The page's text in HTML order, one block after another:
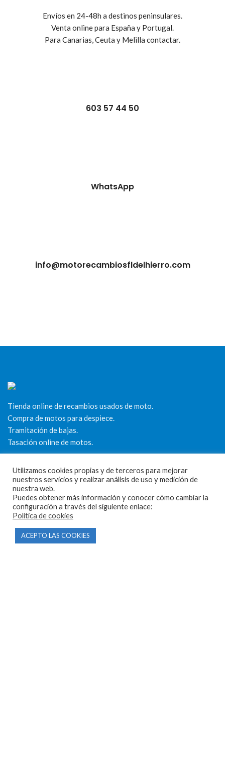
Envíos en 24-48h a destinos peninsulares.
Venta online para España y Portugal.
Para Canarias, Ceuta y Melilla contactar.
603 57 44 50
WhatsApp
info@motorecambiosfldelhierro.com
Tienda online de recambios usados de moto.
Compra de motos para despiece.
Tramitación de bajas.
Tasación online de motos.
CONTACTO
Utilizamos cookies propias y de terceros para mejorar
nuestros servicios y realizar análisis de uso y medición de
nuestra web.
Puedes obtener más información y conocer cómo cambiar la
configuración a través del siguiente enlace:
Política de cookies
ACEPTO LAS COOKIES